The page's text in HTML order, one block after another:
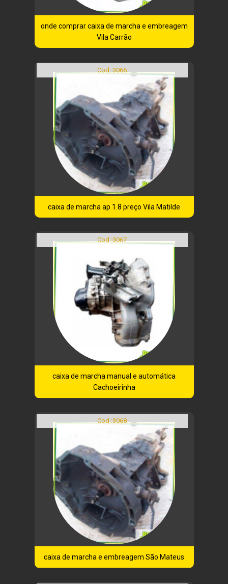
onde comprar caixa de marcha e embreagem
Vila Carrão
Cod.:3066
caixa de marcha ap 1.8 preço Vila Matilde
Cod.:3067
caixa de marcha manual e automática
Cachoeirinha
Cod.:3068
caixa de marcha e embreagem São Mateus